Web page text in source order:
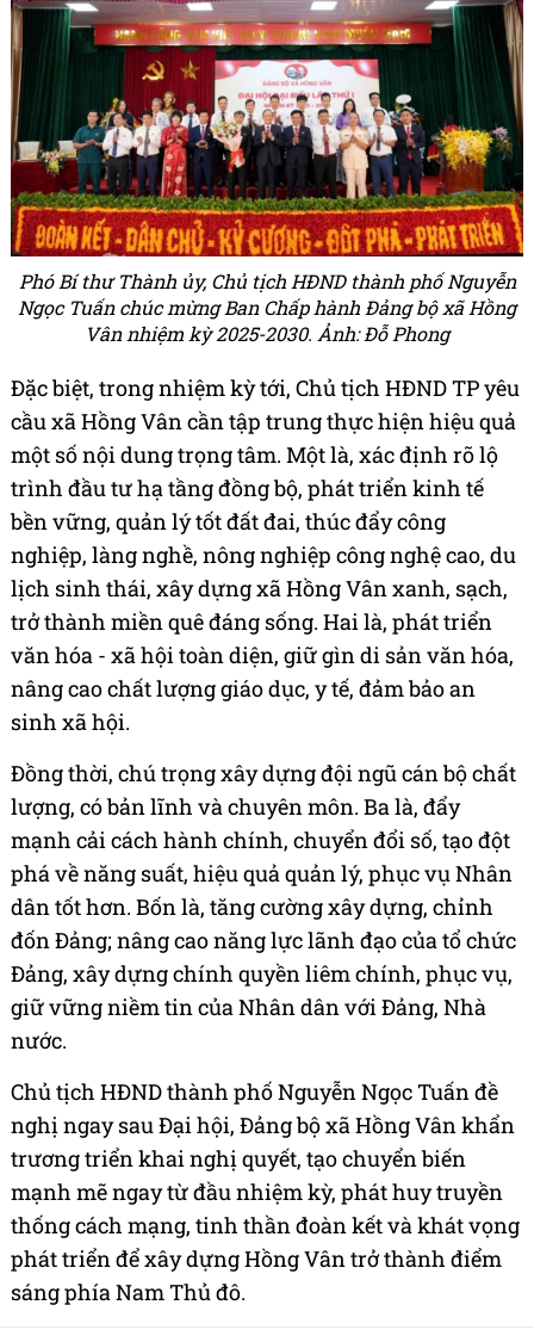
Phó Bí thư Thành ủy, Chủ tịch HĐND thành phố Nguyễn
Ngọc Tuấn chúc mừng Ban Chấp hành Đảng bộ xã Hồng
Vân nhiệm kỳ 2025-2030. Ảnh: Đỗ Phong
Đặc biệt, trong nhiệm kỳ tới, Chủ tịch HĐND TP yêu
cầu xã Hồng Vân cần tập trung thực hiện hiệu quả
một số nội dung trọng tâm. Một là, xác định rõ lộ
trình đầu tư hạ tầng đồng bộ, phát triển kinh tế
bền vững, quản lý tốt đất đai, thúc đẩy công
nghiệp, làng nghề, nông nghiệp công nghệ cao, du
lịch sinh thái, xây dựng xã Hồng Vân xanh, sạch,
trở thành miền quê đáng sống. Hai là, phát triển
văn hóa - xã hội toàn diện, giữ gìn di sản văn hóa,
nâng cao chất lượng giáo dục, y tế, đảm bảo an
sinh xã hội.
Đồng thời, chú trọng xây dựng đội ngũ cán bộ chất
lượng, có bản lĩnh và chuyên môn. Ba là, đẩy
mạnh cải cách hành chính, chuyển đổi số, tạo đột
phá về năng suất, hiệu quả quản lý, phục vụ Nhân
dân tốt hơn. Bốn là, tăng cường xây dựng, chỉnh
đốn Đảng; nâng cao năng lực lãnh đạo của tổ chức
Đảng, xây dựng chính quyền liêm chính, phục vụ,
giữ vững niềm tin của Nhân dân với Đảng, Nhà
nước.
Chủ tịch HĐND thành phố Nguyễn Ngọc Tuấn đề
nghị ngay sau Đại hội, Đảng bộ xã Hồng Vân khẩn
trương triển khai nghị quyết, tạo chuyển biến
mạnh mẽ ngay từ đầu nhiệm kỳ, phát huy truyền
thống cách mạng, tinh thần đoàn kết và khát vọng
phát triển để xây dựng Hồng Vân trở thành điểm
sáng phía Nam Thủ đô.